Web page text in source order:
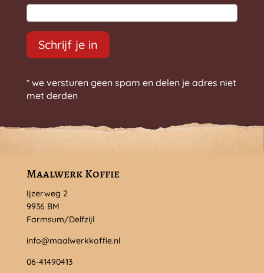
Schrijf je in
* we versturen geen spam en delen je adres niet
met derden
Maalwerk Koffie
Ijzerweg 2
9936 BM
Farmsum/Delfzijl
info@maalwerkkoffie.nl
06-41490413